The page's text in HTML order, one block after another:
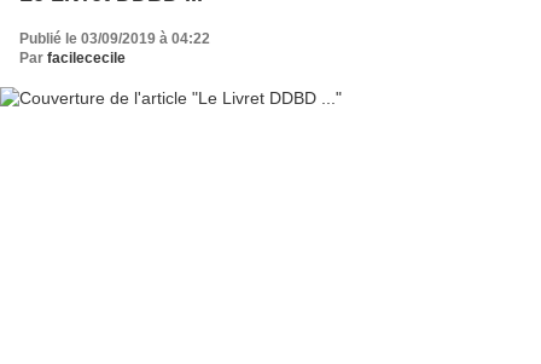
Publié le 03/09/2019 à 04:22
Par facilececile